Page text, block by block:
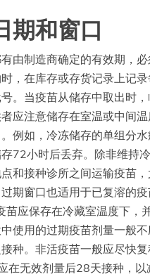
期和窗口
由制造商确定的有效期，
，在库存或存货记录上记
。当疫苗从储存中取出时
应注意储存在室温或中间
例如，冷冻储存的单组分
72小时后丢弃。除非维持
和接种诊所之间运输疫苗
期窗口也适用于已复溶的
苗应保存在冷藏室温度下，
使用的过期疫苗剂量一般
种。非活疫苗一般应尽快
在无效剂量后28天接种，